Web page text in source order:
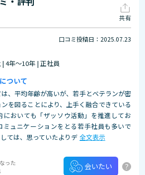
共有
口コミ投稿日：2025.07.23
4年～10年 | 正社員
ついて
、平均年齢が高いが、若手とベテランが密
を図ることにより、上手く融合できている
においても「ザッソウ活動」を推進してお
ミュニケーションをとる若手社員も多いで
ては、思っていたよりデ 全文表示
った
会いたい ?